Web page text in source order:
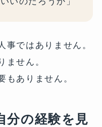
事ではありません。
ません。
もありません。
分の経験を見